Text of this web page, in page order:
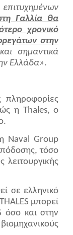
Γαλλία θα
χρονικό
στην
σημαντικά
Ελλάδα».
η Thales, ο
Naval Group
τόσο
σε ελληνικό
μπορεί
όσο και στην